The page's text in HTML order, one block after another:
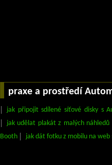
praxe a prostředí
jak připojit sdílené síťové disky s
jak udělat plakát z malých náhledů
Booth
jak dát fotku z mobilu na